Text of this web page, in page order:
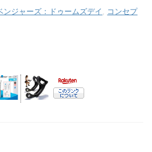
ンジャーズ：ドゥームズデイ コンセプ